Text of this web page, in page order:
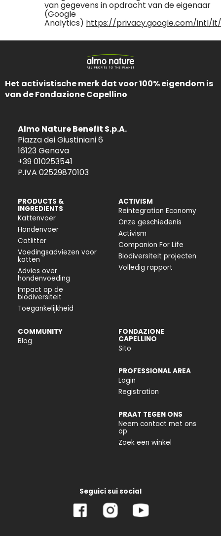
van gegevens in opdracht van de eigenaar
(Google
Analytics) https://privacy.google.com/intl/
Het activistische merk dat voor 100% eigendom is
van de Fondazione Capellino
Almo Nature Benefit S.p.A.
Piazza dei Giustiniani 6
16123 Genova
+39 010253541
P.IVA 02529870103
PRODUCTS &
INGREDIENTS
Kattenvoer
Hondenvoer
Catlitter
Voedingsadviezen voor
katten
Advies over
hondenvoeding
Impact op de
biodiversiteit
Toegankelijkheid
ACTIVISM
Reintegration Economy
Onze geschiedenis
Activism
Companion For Life
Biodiversiteit projecten
Volledig rapport
COMMUNITY
Blog
FONDAZIONE
CAPELLINO
Sito
PROFESSIONAL AREA
Login
Registration
PRAAT TEGEN ONS
Neem contact met ons
op
Zoek een winkel
Seguici sui social